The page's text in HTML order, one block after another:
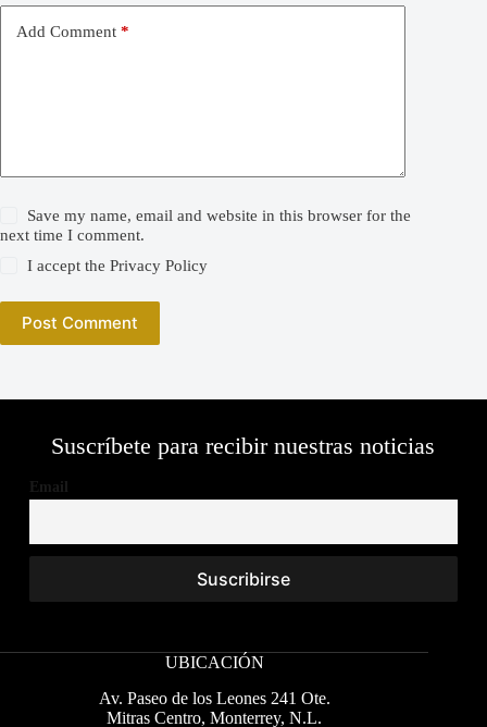
Add Comment *
Save my name, email and website in this browser for the
next time I comment.
I accept thePrivacy Policy
Post Comment
Suscríbete para recibir nuestras noticias
Email
UBICACIÓN
Av. Paseo de los Leones 241 Ote.
Mitras Centro, Monterrey, N.L.